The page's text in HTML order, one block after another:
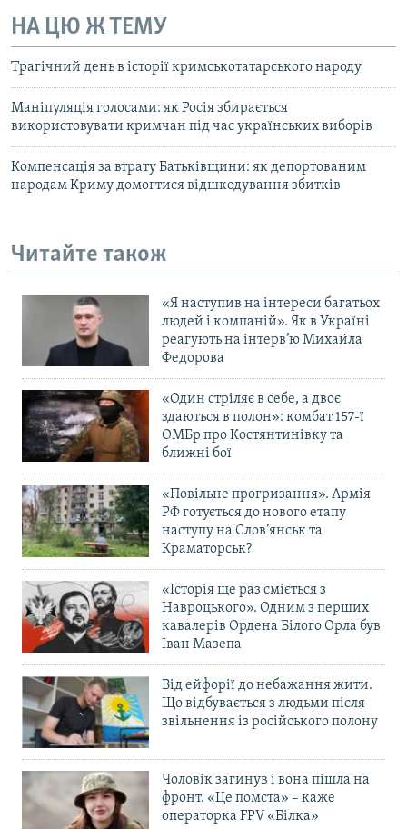
НА ЦЮ Ж ТЕМУ
Трагічний день в історії кримськотатарського народу
Маніпуляція голосами: як Росія збирається
використовувати кримчан під час українських виборів
Компенсація за втрату Батьківщини: як депортованим
народам Криму домогтися відшкодування збитків
Читайте також
«Я наступив на інтереси багатьох
людей і компаній». Як в Україні
реагують на інтерв’ю Михайла
Федорова
«Один стріляє в себе, а двоє
здаються в полон»: комбат 157-ї
ОМБр про Костянтинівку та
ближні бої
«Повільне прогризання». Армія
РФ готується до нового етапу
наступу на Слов’янськ та
Краматорськ?
«Історія ще раз сміється з
Навроцького». Одним з перших
кавалерів Ордена Білого Орла був
Іван Мазепа
Від ейфорії до небажання жити.
Що відбувається з людьми після
звільнення із російського полону
Чоловік загинув і вона пішла на
фронт. «Це помста» – каже
операторка FPV «Білка»